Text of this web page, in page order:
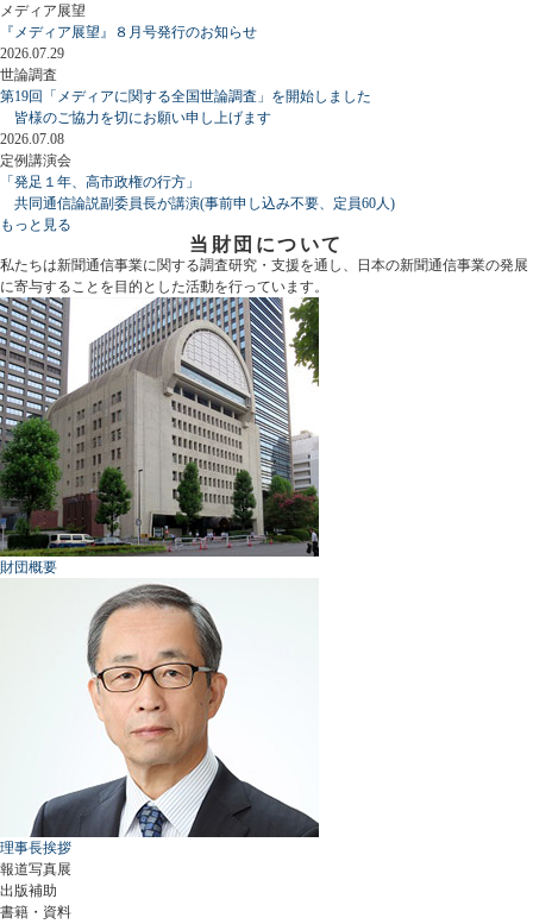
メディア展望
『メディア展望』８月号発行のお知らせ
2026.07.29
世論調査
第19回「メディアに関する全国世論調査」を開始しました
皆様のご協力を切にお願い申し上げます
2026.07.08
定例講演会
「発足１年、高市政権の行方」
共同通信論説副委員長が講演(事前申し込み不要、定員60人)
もっと見る
当財団について
私たちは新聞通信事業に関する調査研究・支援を通し、日本の新聞通信事業の発展
に寄与することを目的とした活動を行っています。
財団概要
理事長挨拶
報道写真展
出版補助
書籍・資料